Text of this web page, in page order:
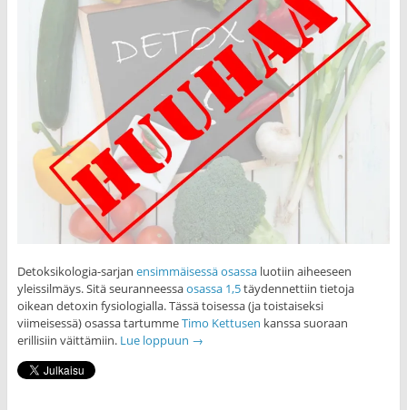
Detoksikologia-sarjan ensimmäisessä osassaluotiin aiheeseen
yleissilmäys. Sitä seuranneessaosassa 1,5täydennettiin tietoja
oikean detoxin fysiologialla. Tässä toisessa (ja toistaiseksi
viimeisessä) osassa tartummeTimo Kettusen kanssa suoraan
erillisiin väittämiin. Lue loppuun →